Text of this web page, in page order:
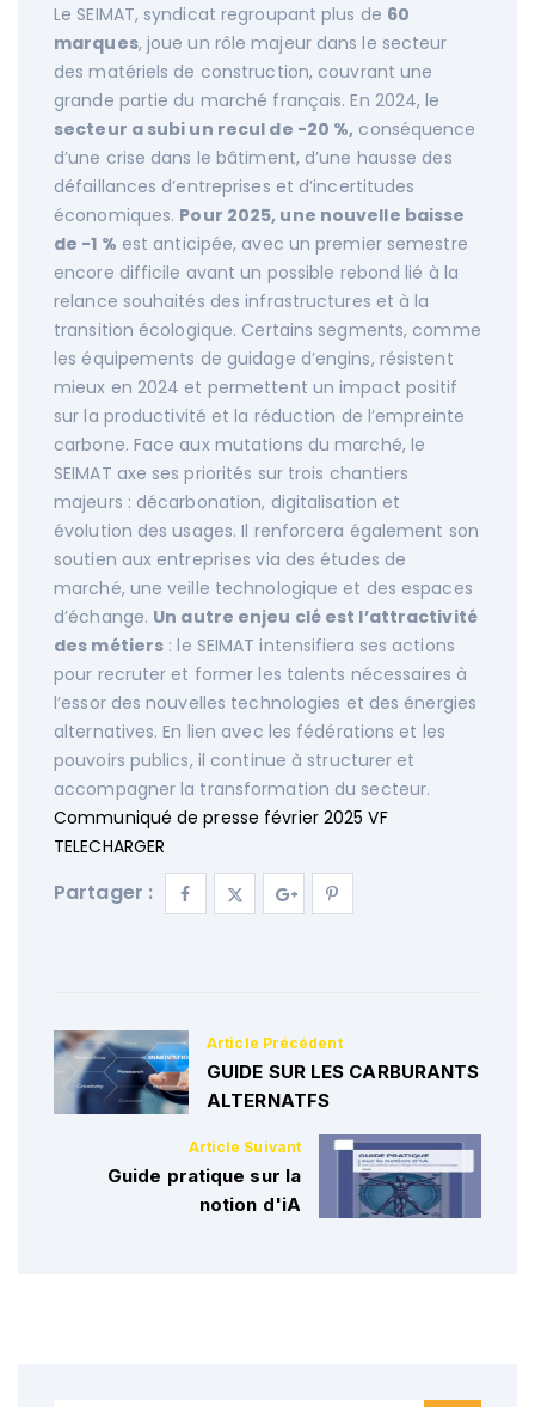
Le SEIMAT, syndicat regroupant plus de 60
marques, joue un rôle majeur dans le secteur
des matériels de construction, couvrant une
grande partie du marché français. En 2024, le
secteur a subi un recul de -20 %, conséquence
d’une crise dans le bâtiment, d’une hausse des
défaillances d’entreprises et d’incertitudes
économiques. Pour 2025, une nouvelle baisse
de -1 % est anticipée, avec un premier semestre
encore difficile avant un possible rebond lié à la
relance souhaités des infrastructures et à la
transition écologique. Certains segments, comme
les équipements de guidage d’engins, résistent
mieux en 2024 et permettent un impact positif
sur la productivité et la réduction de l’empreinte
carbone. Face aux mutations du marché, le
SEIMAT axe ses priorités sur trois chantiers
majeurs : décarbonation, digitalisation et
évolution des usages. Il renforcera également son
soutien aux entreprises via des études de
marché, une veille technologique et des espaces
d’échange. Un autre enjeu clé est l’attractivité
des métiers : le SEIMAT intensifiera ses actions
pour recruter et former les talents nécessaires à
l’essor des nouvelles technologies et des énergies
alternatives. En lien avec les fédérations et les
pouvoirs publics, il continue à structurer et
accompagner la transformation du secteur.
Communiqué de presse février 2025 VF
TELECHARGER
Partager :
GUIDE SUR LES CARBURANTS
ALTERNATFS
Guide pratique sur la
notion d'iA